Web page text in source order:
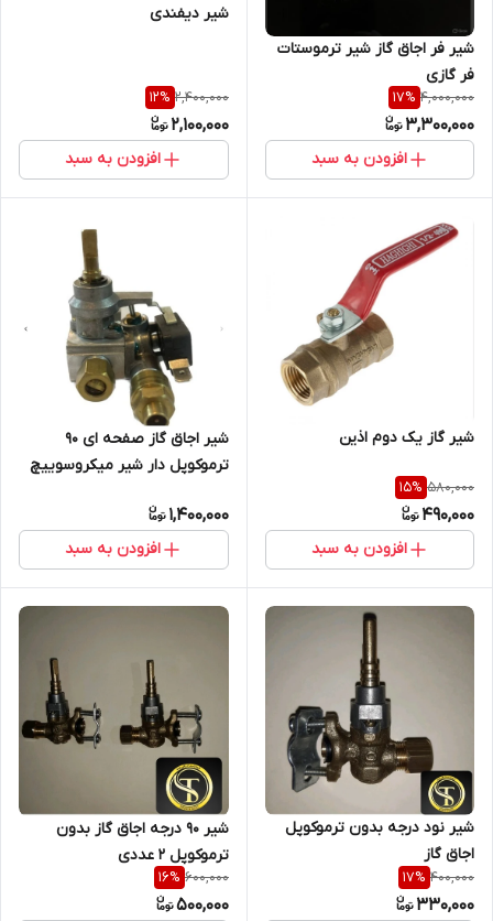
شیر فر اجاق گاز شیر ترموستات
فر گازی
4,000,000
17%
3,300,000
افزودن به سبد
شیر دیفندی
2,400,000
12%
2,100,000
افزودن به سبد
شیر گاز یک دوم اذین
580,000
15%
490,000
افزودن به سبد
شیر اجاق گاز صفحه ای 90
ترموکوپل دار شیر میکروسوییچ
1,400,000
افزودن به سبد
شیر نود درجه بدون ترموکوپل
اجاق گاز
400,000
17%
330,000
شیر 90 درجه اجاق گاز بدون
ترموکوپل 2 عددی
600,000
16%
500,000